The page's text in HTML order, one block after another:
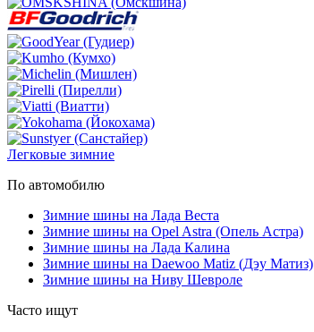
Легковые зимние
По автомобилю
Зимние шины на Лада Веста
Зимние шины на Opel Astra (Опель Астра)
Зимние шины на Лада Калина
Зимние шины на Daewoo Matiz (Дэу Матиз)
Зимние шины на Ниву Шевроле
Часто ищут